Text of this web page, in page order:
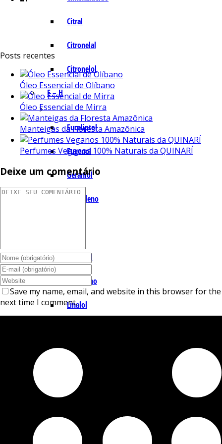
Citral
Citronelal
Citronelol
E – H
Eucaliptol
Eugenol
Geraniol
Humuleno
Lemonal
Limoneno
Linalol
Mentol
Mirceno
Pineno
Posts recentes
Óleo Essencial de Olíbano
Óleo Essencial de Mirra
Manteigas da Floresta Amazônica
Perfumes Veganos 100% Naturais da QUINARÍ
Deixe um comentário
Save my name, email, and website in this browser for the
next time I comment.